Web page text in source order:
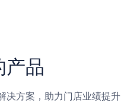
产品
决方案，助力门店业绩提升